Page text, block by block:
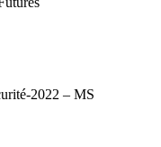
2022 – MS